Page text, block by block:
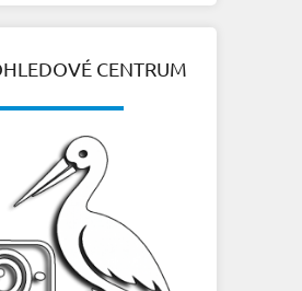
CENTRUM